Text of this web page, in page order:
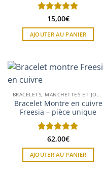
Note5sur
5
15,00€
AJOUTER AU PANIER
BRACELETS, MANCHETTES ET JONCS
Bracelet Montre en cuivre
Freesia – pièce unique
Note5sur
5
62,00€
AJOUTER AU PANIER